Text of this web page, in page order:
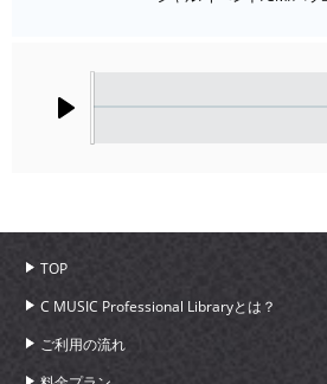
TOP
C MUSIC Professional Libraryとは？
ご利用の流れ